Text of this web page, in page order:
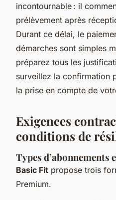
incontournable : il
prélèvement après
Durant ce délai, le
démarches sont simples
préparez tous les
surveillez la confirmation
la prise en compte de
Exigences
conditions de
Types d’abonnements
Basic Fit propose trois
Premium.